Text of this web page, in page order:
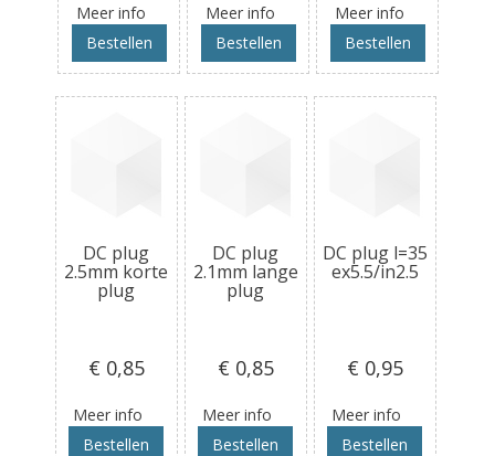
Meer info
Bestellen
Meer info
Bestellen
Meer info
Bestellen
DC plug
2.5mm korte
plug
€ 0,85
Meer info
Bestellen
DC plug
2.1mm lange
plug
€ 0,85
Meer info
Bestellen
DC plug l=35
ex5.5/in2.5
€ 0,95
Meer info
Bestellen